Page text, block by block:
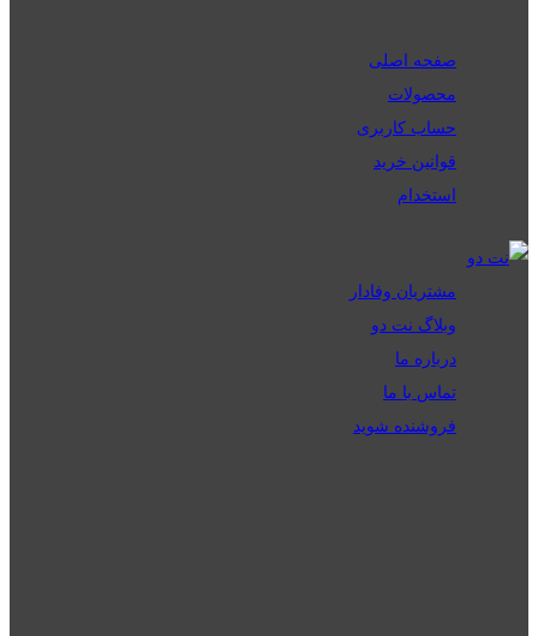
صفحه اصلی
محصولات
حساب کاربری
قوانین خرید
استخدام
مشتریان وفادار
وبلاگ نت دو
درباره ما
تماس با ما
فروشنده شوید